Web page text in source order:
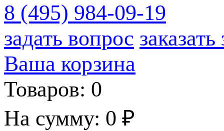
8 (495) 984-09-19
задать вопрос
Ваша корзина
Товаров: 0
На сумму: 0 ₽